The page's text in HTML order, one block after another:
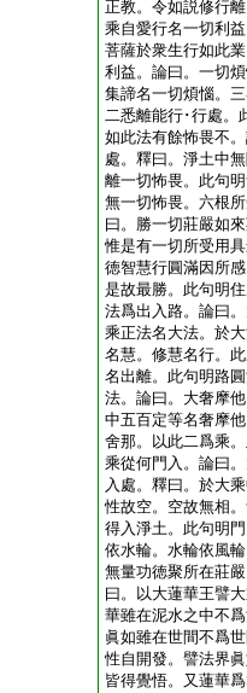
正教。令如説修行
乘自愛行名一切利
菩薩於衆生行如此
利益。論曰。一切
集諦名一切煩惱。
二悉離能行･行處。
如此法有餘怖畏不
處。釋曰。淨土中
離一切怖畏。此句
無一切怖畏。六根
曰。勝一切莊嚴如
惟是有一切所受用
徳智慧行圓滿因所
是故最勝。此句明
法爲出入路。論曰
乘正法名大法。於
名慧。修慧名行。
名出離。此句明路
法。論曰。大奢摩
中五百定等名奢摩
舍那。以此二爲乘
乘從何門入。論曰
入處。釋曰。於大
性故空。空故無相
得入淨土。此句明
依水輪。水輪依風
無量功徳聚所在莊
曰。以大蓮華王譬
華雖在泥水之中不
眞如雖在世間不爲
性自開發。譬法界
皆得覺悟。又蓮華